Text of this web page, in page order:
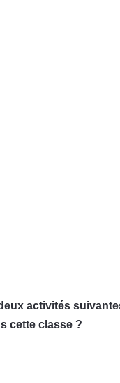
activités
cette classe ?